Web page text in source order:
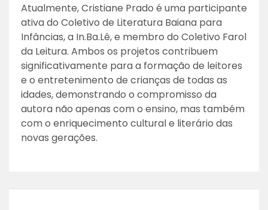
Atualmente, Cristiane Prado é uma participante
ativa do Coletivo de Literatura Baiana para
Infâncias, a In.Ba.Lê, e membro do Coletivo Farol
da Leitura. Ambos os projetos contribuem
significativamente para a formação de leitores
e o entretenimento de crianças de todas as
idades, demonstrando o compromisso da
autora não apenas com o ensino, mas também
com o enriquecimento cultural e literário das
novas gerações.